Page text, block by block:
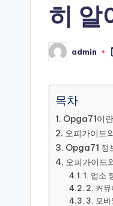
히 알
Posted
by
admin
목차
Opga71이
오피가이드
Opga71 정
오피가이드
1. 업소
2. 커뮤
3. 모바